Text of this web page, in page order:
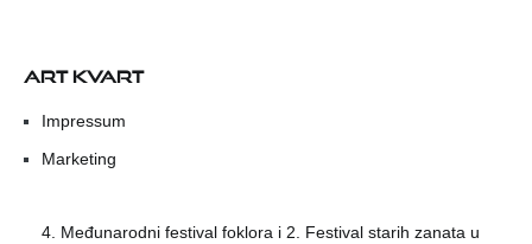
ART KVART
Impressum
Marketing
4. Međunarodni festival foklora i 2. Festival starih zanata u